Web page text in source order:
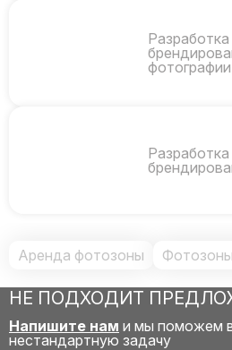
Разработка
фотографии
Аренда фотозоны
НЕ ПОДХОДИТ
Напишите нам и мы поможем
нестандартную задачу